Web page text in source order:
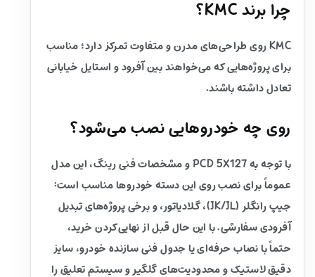
چرا برند KMC؟
KMC روی طراحی‌های مدرن و متفاوت تمرکز دارد؛ مناسب
برای پروژه‌هایی که می‌خواهند بین آفرود و استایل خیابانی
تعادل داشته باشند.
روی چه خودروهایی نصب می‌شود؟
با توجه به PCD 5X127 و مشخصات فنی رینگ، این مدل
عموماً برای نصب روی این دسته خودروها مناسب است:
جیپ رانگلر (JK/JL)، گلادیاتور، و برخی پروژه‌های تبدیل
آفرودی سفارشی. با این حال قبل از نهایی‌کردن خرید،
حتماً با نصاب حرفه‌ای یا جدول فنی سازنده خودرو، سایز
دقیق لاستیک و محدودیت‌های گلگیر و سیستم تعلیق را